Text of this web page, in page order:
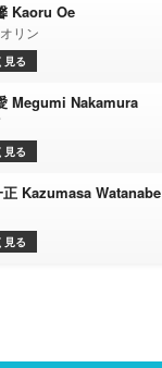
Kaoru Oe
リン
見る
Megumi Nakamura
見る
正 Kazumasa Watanabe
見る